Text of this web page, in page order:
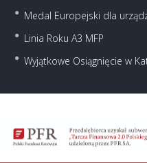
Medal Europejski dla
Linia Roku A3 MFP
Wyjątkowe Osiągnięcie w